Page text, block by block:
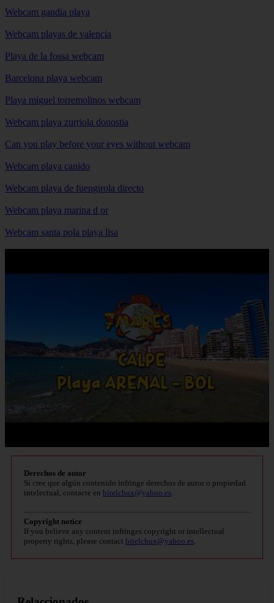
Webcam gandia playa
Webcam playas de valencia
Playa de la fossa webcam
Barcelona playa webcam
Playa miguel torremolinos webcam
Webcam playa zurriola donostia
Can you play before your eyes without webcam
Webcam playa canido
Webcam playa de fuengirola directo
Webcam playa marina d or
Webcam santa pola playa lisa
Derechos de autor
Si cree que algún contenido infringe derechos de autor o propiedad
intelectual, contacte en bitelchux@yahoo.es.
Copyright notice
If you believe any content infringes copyright or intellectual
property rights, please contact bitelchux@yahoo.es.